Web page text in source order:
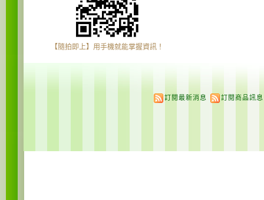
【隨拍即上】用手機就能掌握資訊！
訂閱最新消息 訂閱商品訊息